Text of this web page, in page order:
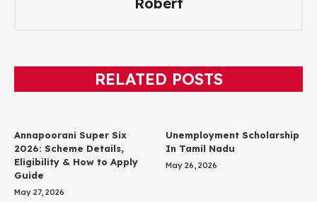
RELATED POSTS
Annapoorani Super Six
2026: Scheme Details,
Eligibility & How to Apply
Guide
May 27, 2026
Unemployment Scholarship
In Tamil Nadu
May 26, 2026